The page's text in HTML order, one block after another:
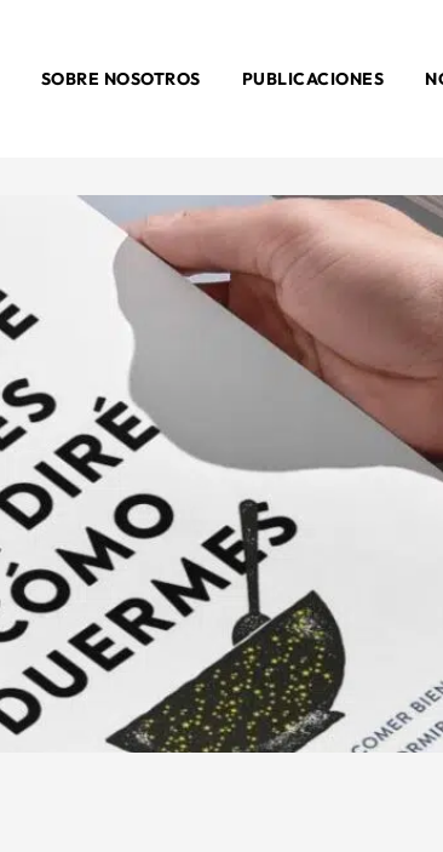
SOBRE NOSOTROS PUBLICACIONES